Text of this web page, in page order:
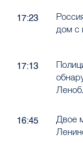
17:23
дом с
17:13
16:45
Двое